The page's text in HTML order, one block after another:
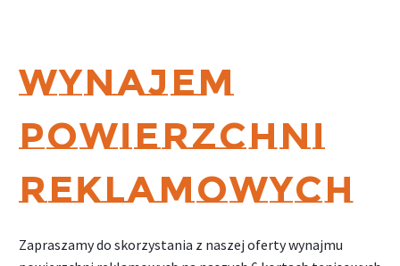
WYNAJEM
POWIERZCHNI
REKLAMOWYCH
Zapraszamy do skorzystania z naszej oferty wynajmu